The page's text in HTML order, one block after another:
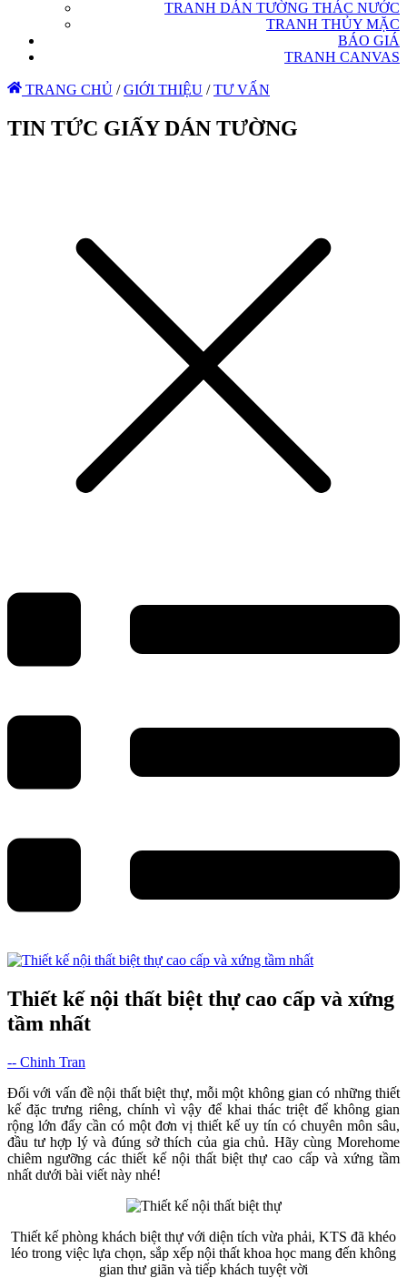
TRANH DÁN TƯỜNG THÁC NƯỚC
TRANH THỦY MẶC
BÁO GIÁ
TRANH CANVAS
TRANG CHỦ / GIỚI THIỆU / TƯ VẤN
TIN TỨC GIẤY DÁN TƯỜNG
Thiết kế nội thất biệt thự cao cấp và xứng
tầm nhất
-- Chinh Tran
Đối với vấn đề nội thất biệt thự, mỗi một không gian có những thiết
kế đặc trưng riêng, chính vì vậy để khai thác triệt để không gian
rộng lớn đấy cần có một đơn vị thiết kế uy tín có chuyên môn sâu,
đầu tư hợp lý và đúng sở thích của gia chủ. Hãy cùng Morehome
chiêm ngưỡng các thiết kế nội thất biệt thự cao cấp và xứng tầm
nhất dưới bài viết này nhé!
Thiết kế phòng khách biệt thự với diện tích vừa phải, KTS đã khéo
léo trong việc lựa chọn, sắp xếp nội thất khoa học mang đến không
gian thư giãn và tiếp khách tuyệt vời